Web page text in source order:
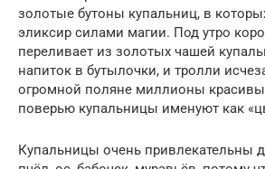
золотые бутоны купальниц, в
эликсир силами магии. Под утро
переливает из золотых чашей
напиток в бутылочки, и тролли
огромной поляне миллионы
поверью купальницы именуют как
Купальницы очень привлекательны